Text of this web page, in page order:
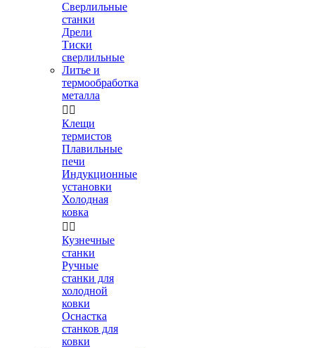
Сверлильные
станки
Дрели
Тиски
сверлильные
Литье и
термообработка
металла
 
Клещи
термистов
Плавильные
печи
Индукционные
установки
Холодная
ковка
 
Кузнечные
станки
Ручные
станки для
холодной
ковки
Оснастка
станков для
ковки